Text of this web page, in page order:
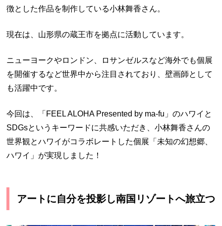
徴とした作品を制作している小林舞香さん。
現在は、山形県の蔵王市を拠点に活動しています。
ニューヨークやロンドン、ロサンゼルスなど海外でも個展
を開催するなど世界中から注目されており、壁画師として
も活躍中です。
今回は、「FEEL ALOHA Presented by ma-fu」のハワイと
SDGsというキーワードに共感いただき、小林舞香さんの
世界観とハワイがコラボレートした個展「未知の幻想郷、
ハワイ」が実現しました！
アートに自分を投影し南国リゾートへ旅立つ